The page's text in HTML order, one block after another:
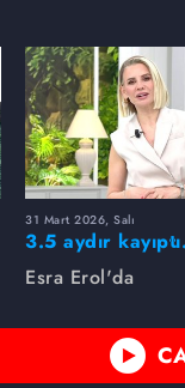
31 Mart 2026, Salı
3.5 aydır
buldu!
Esra Erol'da